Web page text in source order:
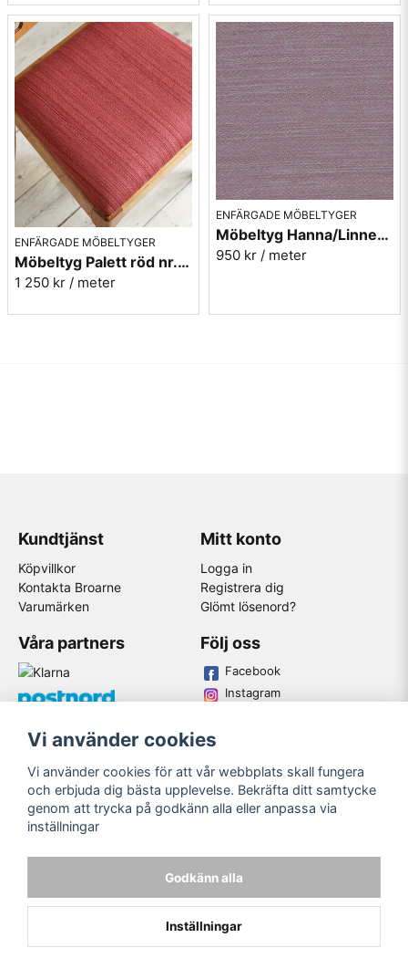
ENFÄRGADE MÖBELTYGER
Möbeltyg Palett röd nr.30 - Carl Malmstens-kvalitet
1 250 kr / meter
ENFÄRGADE MÖBELTYGER
Möbeltyg Hanna/Linnea violett nr.45 - Carl Malmstens-kvalitet
950 kr / meter
Kundtjänst
Köpvillkor
Kontakta Broarne
Varumärken
Mitt konto
Logga in
Registrera dig
Glömt lösenord?
Våra partners Följ oss
Facebook
Instagram
© Copyright
Vi använder cookies
Vi använder cookies för att vår webbplats skall fungera
och erbjuda dig bästa upplevelse. Bekräfta ditt samtycke
genom att trycka på godkänn alla eller anpassa via
inställningar
Godkänn alla
Inställningar